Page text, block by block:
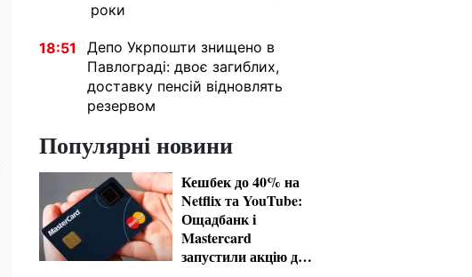
роки
18:51
Депо Укрпошти знищено в
Павлограді: двоє загиблих,
доставку пенсій відновлять
резервом
Популярні новини
Кешбек до 40% на
Netflix та YouTube:
Ощадбанк і
Mastercard
запустили акцію до